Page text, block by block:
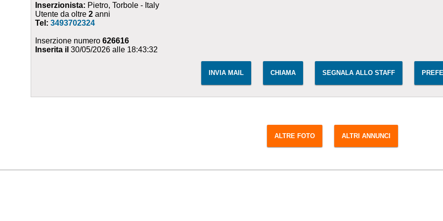
Inserzionista: Pietro, Torbole - Italy
Utente da oltre2 anni
Tel:3493702324
Inserzione numero626616
Inserita il 30/05/2026 alle 18:43:32
INVIA MAIL CHIAMA SEGNALA ALLO STAFF
ALTRE FOTO ALTRI ANNUNCI